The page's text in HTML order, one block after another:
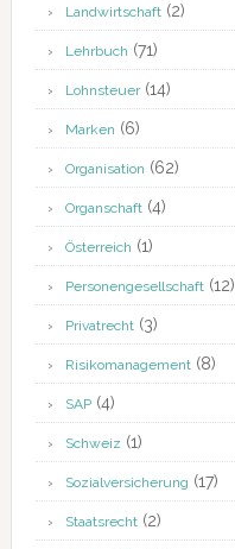
Landwirtschaft(2)
Lehrbuch (71)
Lohnsteuer(14)
Marken (6)
Organisation (62)
Organschaft(4)
Österreich (1)
Personengesellschaft(12)
Privatrecht(3)
Risikomanagement(8)
SAP(4)
Schweiz (1)
Sozialversicherung (17)
Staatsrecht(2)